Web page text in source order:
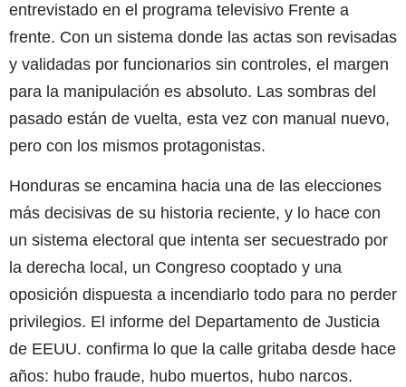
entrevistado en el programa televisivo Frente a
frente. Con un sistema donde las actas son revisadas
y validadas por funcionarios sin controles, el margen
para la manipulación es absoluto. Las sombras del
pasado están de vuelta, esta vez con manual nuevo,
pero con los mismos protagonistas.
Honduras se encamina hacia una de las elecciones
más decisivas de su historia reciente, y lo hace con
un sistema electoral que intenta ser secuestrado por
la derecha local, un Congreso cooptado y una
oposición dispuesta a incendiarlo todo para no perder
privilegios. El informe del Departamento de Justicia
de EEUU. confirma lo que la calle gritaba desde hace
años: hubo fraude, hubo muertos, hubo narcos.